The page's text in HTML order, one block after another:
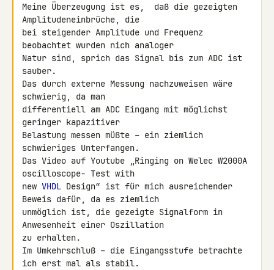
Meine Überzeugung ist es,  daß die gezeigten
Amplitudeneinbrüche, die
bei steigender Amplitude und Frequenz
beobachtet wurden nich analoger
Natur sind, sprich das Signal bis zum ADC ist
sauber.
Das durch externe Messung nachzuweisen wäre
schwierig, da man
differentiell am ADC Eingang mit möglichst
geringer kapazitiver
Belastung messen müßte – ein ziemlich
schwieriges Unterfangen.
Das Video auf Youtube „Ringing on Welec W2000A
oscilloscope- Test with
new VHDL Design“ ist für mich ausreichender
Beweis dafür, da es ziemlich
unmöglich ist, die gezeigte Signalform in
Anwesenheit einer Oszillation
zu erhalten.
Im Umkehrschluß – die Eingangsstufe betrachte
ich erst mal als stabil.